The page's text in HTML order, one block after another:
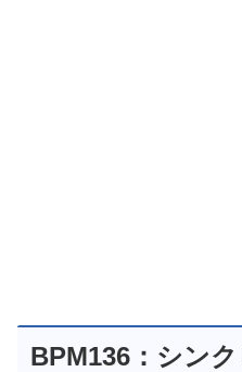
BPM136：シン